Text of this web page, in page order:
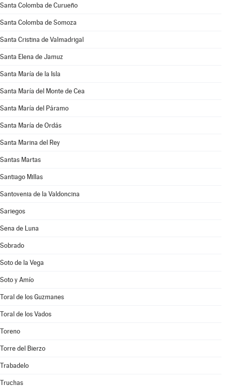
Santa Colomba de Curueño
Santa Colomba de Somoza
Santa Cristina de Valmadrigal
Santa Elena de Jamuz
Santa María de la Isla
Santa María del Monte de Cea
Santa María del Páramo
Santa María de Ordás
Santa Marina del Rey
Santas Martas
Santiago Millas
Santovenia de la Valdoncina
Sariegos
Sena de Luna
Sobrado
Soto de la Vega
Soto y Amío
Toral de los Guzmanes
Toral de los Vados
Toreno
Torre del Bierzo
Trabadelo
Truchas